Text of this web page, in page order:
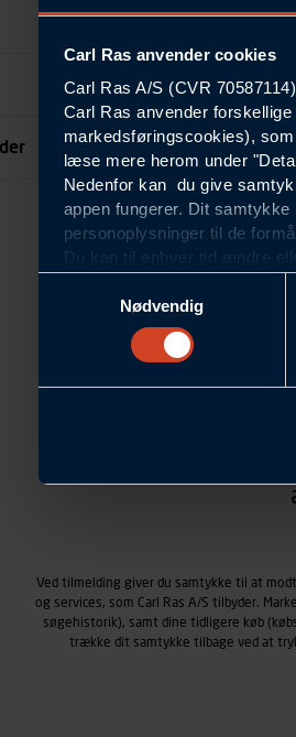
Carl Ras anvender cookies
Carl Ras A/S (CVR
Carl Ras anvender
markedsføringscookies),
læse mere herom under
Nedenfor kan du give
appen fungerer. Dit
personoplysninger til de
Du kan til enhver tid ændre
Statistikcookies
Carl Ras anvender
hjemmeside og apps,
færden på siderne,
informationer om
hjemmesiden ser ud eller
henblik på markedsføring,
personoplysninger om
klikkes på, sider/indhold der
Nødvendig
se all specifikationer
Modtag nyheder,
Ved tilmelding giver du samtykke til at
og services, som Carl Ras A/S tilbyder.
søgehistorik), samt dine tidligere køb
trække dit samtykke tilbage ved at